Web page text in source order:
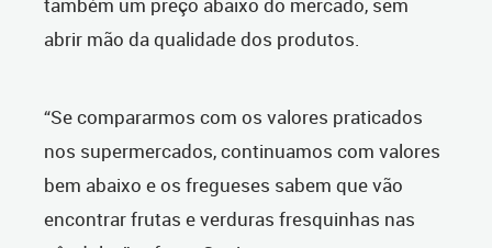
também um preço abaixo do mercado, sem
abrir mão da qualidade dos produtos.
“Se compararmos com os valores praticados
nos supermercados, continuamos com valores
bem abaixo e os fregueses sabem que vão
encontrar frutas e verduras fresquinhas nas